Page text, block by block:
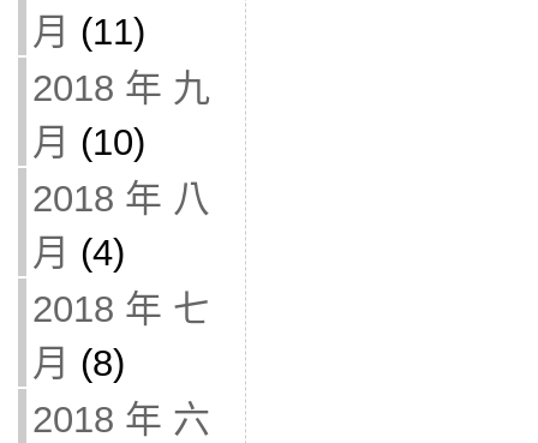
月 (11)
2018 年 九
月 (10)
2018 年 八
月 (4)
2018 年 七
月 (8)
2018 年 六